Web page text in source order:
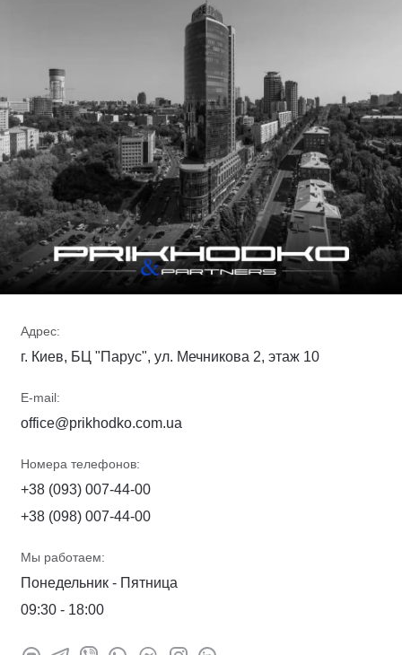
Адрес:
г. Киев, БЦ "Парус", ул. Мечникова 2, этаж 10
E-mail:
office@prikhodko.com.ua
Номера телефонов:
+38 (093) 007-44-00
+38 (098) 007-44-00
Мы работаем:
Понедельник - Пятница
09:30 - 18:00